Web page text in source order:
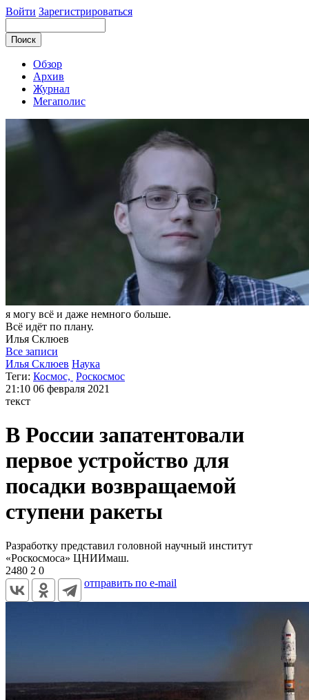
Войти Зарегистрироваться
Обзор
Архив
Журнал
Мегаполис
я могу всё и даже немного больше.
Всё идёт по плану.
Илья Склюев
Все записи
Илья Склюев Наука
Теги: Космос, Роскосмос
21:10 06 февраля 2021
текст
В России запатентовали
первое устройство для
посадки возвращаемой
ступени ракеты
Разработку представил головной научный институт
«Роскосмоса» ЦНИИмаш.
2480 2 0
отправить по e-mail